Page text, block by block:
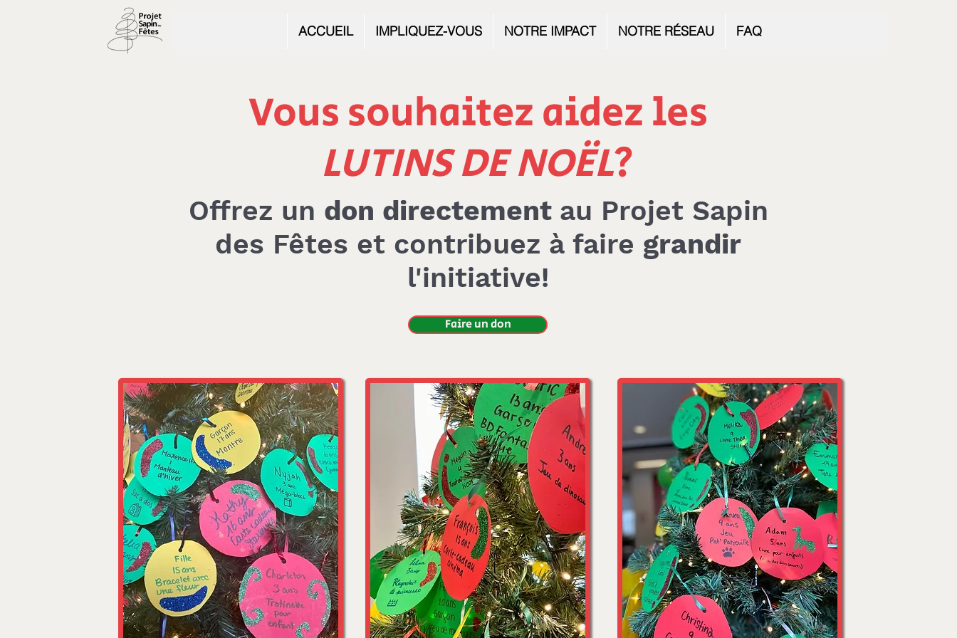
ACCUEIL IMPLIQUEZ-VOUS NOTRE IMPACT NOTRE RÉSEAU FAQ
Vous souhaitez aidez les
LUTINS DE NOËL?
Faire un don
Offrez un don directement au Projet Sapin
des Fêtes et contribuez à faire grandir
l'initiative!